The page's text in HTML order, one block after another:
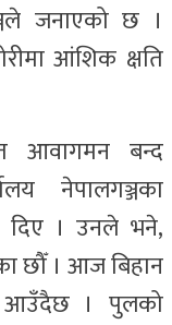
जनाएको छ ।
आंशिक क्षति
आवागमन बन्द
नेपालगञ्जका
दिए । उनले भने,
छौँ । आज बिहान
आउँदैछ । पुलको